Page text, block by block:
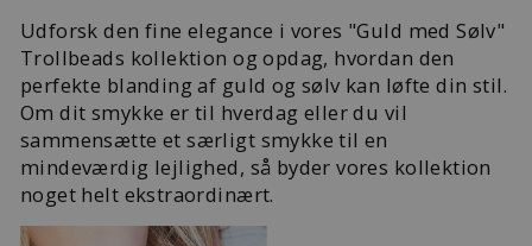
Udforsk den fine elegance i vores "Guld med Sølv"
Trollbeads kollektion og opdag, hvordan den
perfekte blanding af guld og sølv kan løfte din stil.
Om dit smykke er til hverdag eller du vil
sammensætte et særligt smykke til en
mindeværdig lejlighed, så byder vores kollektion
noget helt ekstraordinært.